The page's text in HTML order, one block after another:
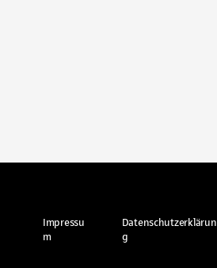
Impressu
m
Datenschutzerklärun
g